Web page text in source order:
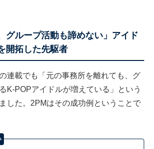
グループ活動も諦めない」アイド
開拓した先駆者
連載でも「元の事務所を離れても、グ
K-POPアイドルが増えている」という
した。2PMはその成功例ということで